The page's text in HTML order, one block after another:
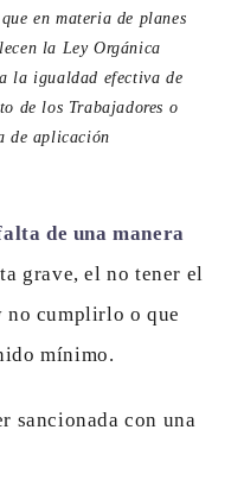
en materia de planes
la Ley Orgánica
la igualdad efectiva de
de los Trabajadores o
de aplicación
de una manera
grave, el no tener el
no cumplirlo o que
mínimo.
sancionada con una